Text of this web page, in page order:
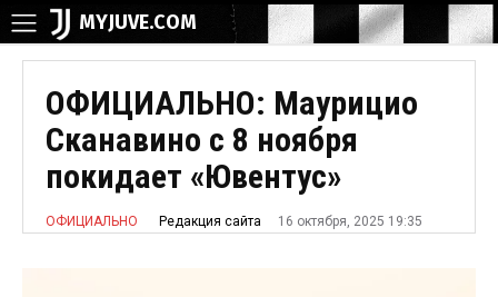
MYJUVE.COM
ОФИЦИАЛЬНО: Маурицио
Сканавино с 8 ноября
покидает «Ювентус»
ОФИЦИАЛЬНО Редакция сайта 16 октября, 2025 19:35